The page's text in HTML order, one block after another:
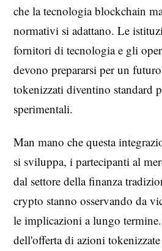
che la tecnologia blockchain
normativi si adattano. Le
fornitori di tecnologia e gli
devono prepararsi per un
tokenizzati diventino standard
sperimentali.
Man mano che questa
si sviluppa, i partecipanti al
dal settore della finanza
crypto stanno osservando da
le implicazioni a lungo termine.
dell'offerta di azioni